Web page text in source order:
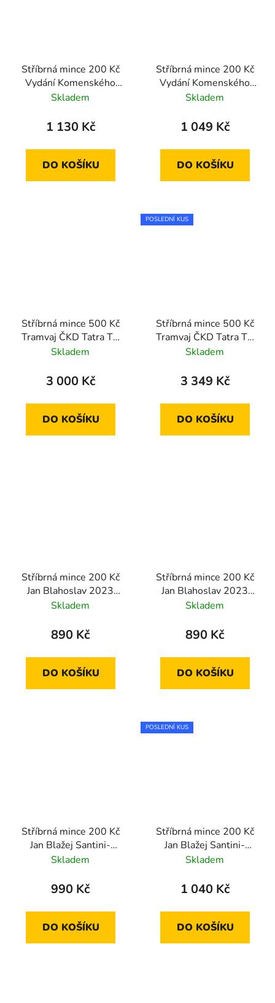
Stříbrná mince 200 Kč
Vydání Komenského
mapy Moravy 2024
Skladem
1 130 Kč
DO KOŠÍKU
Stříbrná mince 200 Kč
Vydání Komenského
mapy Moravy 2024
Skladem
1 049 Kč
DO KOŠÍKU
Stříbrná mince 500 Kč
Tramvaj ČKD Tatra T3
2024 proof
Skladem
3 000 Kč
DO KOŠÍKU
POSLEDNÍ KUS
Stříbrná mince 500 Kč
Tramvaj ČKD Tatra T3
2024 standard
Skladem
3 349 Kč
DO KOŠÍKU
Stříbrná mince 200 Kč
Jan Blahoslav 2023
proof
Skladem
890 Kč
DO KOŠÍKU
Stříbrná mince 200 Kč
Jan Blahoslav 2023
standard
Skladem
890 Kč
DO KOŠÍKU
Stříbrná mince 200 Kč
Jan Blažej Santini-
Aichel 2023 proof
Skladem
990 Kč
DO KOŠÍKU
POSLEDNÍ KUS
Stříbrná mince 200 Kč
Jan Blažej Santini-
Aichel 2023 standard
Skladem
1 040 Kč
DO KOŠÍKU